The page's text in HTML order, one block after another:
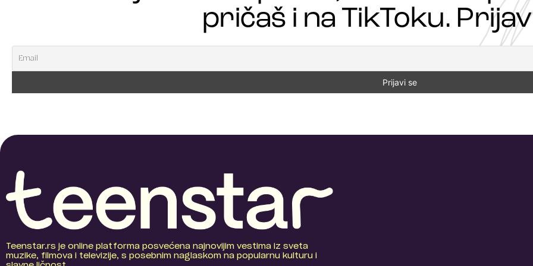
pričaš i na TikToku.
Teenstar.rs je online platforma posvećena najnovijim vestima iz sveta
muzike, filmova i televizije, s posebnim naglaskom na popularnu kulturu i